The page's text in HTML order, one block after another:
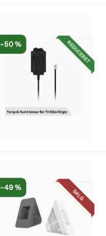
REDUCERET
-50 %
SALG
-49 %